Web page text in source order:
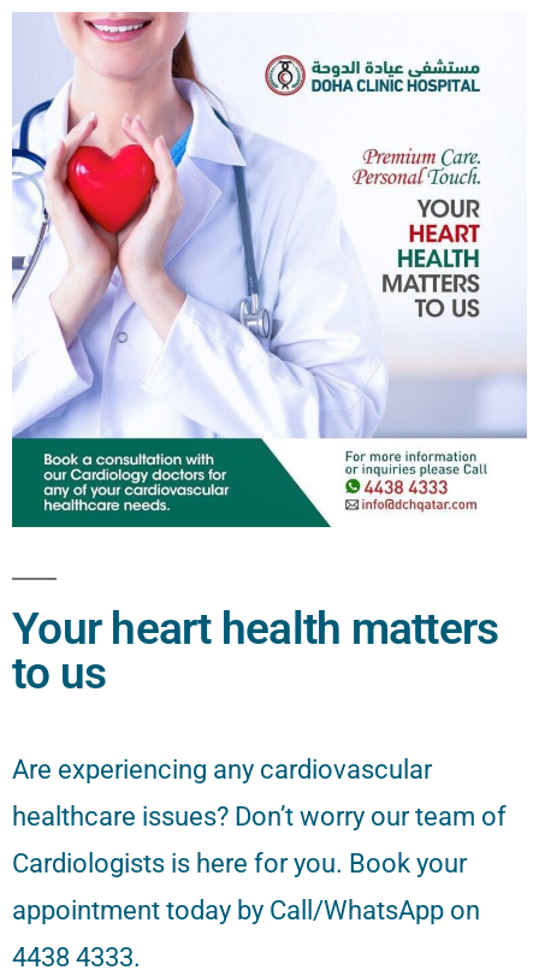
Your heart health matters
to us
Are experiencing any cardiovascular
healthcare issues? Don’t worry our team of
Cardiologists is here for you. Book your
appointment today by Call/WhatsApp on
4438 4333.